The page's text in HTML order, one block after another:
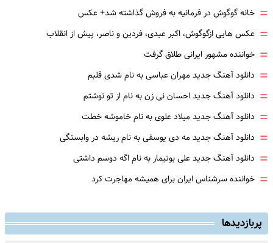
= خانه گوگوش در فرمانیه به فروش گذاشته شد+ عکس
= عکس هایی ازگوگوش، اکبر عبدی، فردین و ناصر، پیش از انقلاب
= خواننده مشهور ایرانی طلاق گرفت
= دانلود آهنگ جدید مهران عباسی به نام شدی قلبم
= دانلود آهنگ جدید احسان نی زن به نام از تو نوشتم
= دانلود آهنگ جدید میلاد علوی به نام خاموشه خطت
= دانلود آهنگ جدید مه دی یوسفی به نام ریشه در وابستگی
= دانلود آهنگ جدید علی بوتیمار به نام اگه دوسم داشتی
= خواننده سرشناس ایران برای همیشه مهاجرت کرد
پربازدیدها